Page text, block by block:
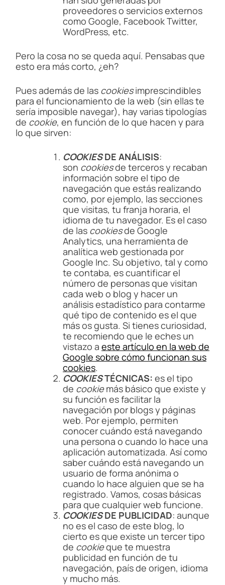
proveedores o servicios externos
como Google, Facebook Twitter,
WordPress, etc.
Pero la cosa no se queda aquí. Pensabas que
esto era más corto, ¿eh?
Pues además de las cookiesimprescindibles
para el funcionamiento de la web (sin ellas te
sería imposible navegar), hay varias tipologías
de cookie, en función de lo que hacen y para
lo que sirven:
COOKIESDE ANÁLISIS:
son cookiesde terceros y recaban
información sobre el tipo de
navegación que estás realizando
como, por ejemplo, las secciones
que visitas, tu franja horaria, el
idioma de tu navegador. Es el caso
de las cookiesde Google
Analytics, una herramienta de
analítica web gestionada por
Google Inc. Su objetivo, tal y como
te contaba, es cuantificar el
número de personas que visitan
cada web o blog y hacer un
análisis estadístico para contarme
qué tipo de contenido es el que
más os gusta. Si tienes curiosidad,
te recomiendo que le eches un
vistazo a este artículo en la web de
Google sobre cómo funcionan sus
cookies.
COOKIESTÉCNICAS: es el tipo
de cookiemás básico que existe y
su función es facilitar la
navegación por blogs y páginas
web. Por ejemplo, permiten
conocer cuándo está navegando
una persona o cuando lo hace una
aplicación automatizada. Así como
saber cuándo está navegando un
usuario de forma anónima o
cuando lo hace alguien que se ha
registrado. Vamos, cosas básicas
para que cualquier web funcione.
COOKIESDE PUBLICIDAD: aunque
no es el caso de este blog, lo
cierto es que existe un tercer tipo
de cookieque te muestra
publicidad en función de tu
navegación, país de origen, idioma
y mucho más.